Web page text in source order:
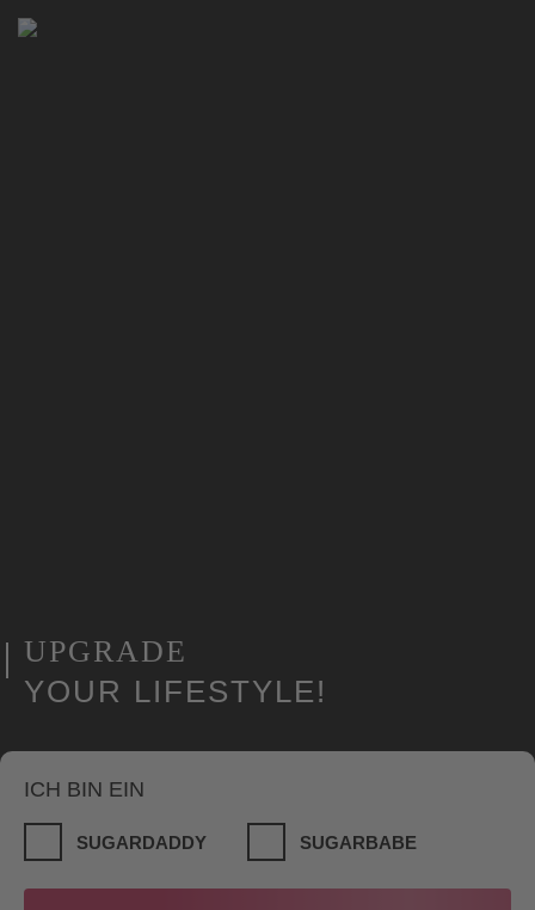
UPGRADE
YOUR LIFESTYLE!
ICH BIN EIN
SUGARDADDY SUGARBABE